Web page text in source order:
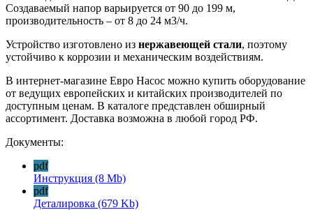
Создаваемый напор варьируется от 90 до 199 м,
производительность – от 8 до 24 м3/ч.
Устройство изготовлено из нержавеющей стали, поэтому
устойчиво к коррозии и механическим воздействиям.
В интернет-магазине Евро Насос можно купить оборудование
от ведущих европейских и китайских производителей по
доступным ценам. В каталоге представлен обширный
ассортимент. Доставка возможна в любой город РФ.
Документы:
pdf
Инструкция (8 Mb)
pdf
Деталировка (679 Kb)